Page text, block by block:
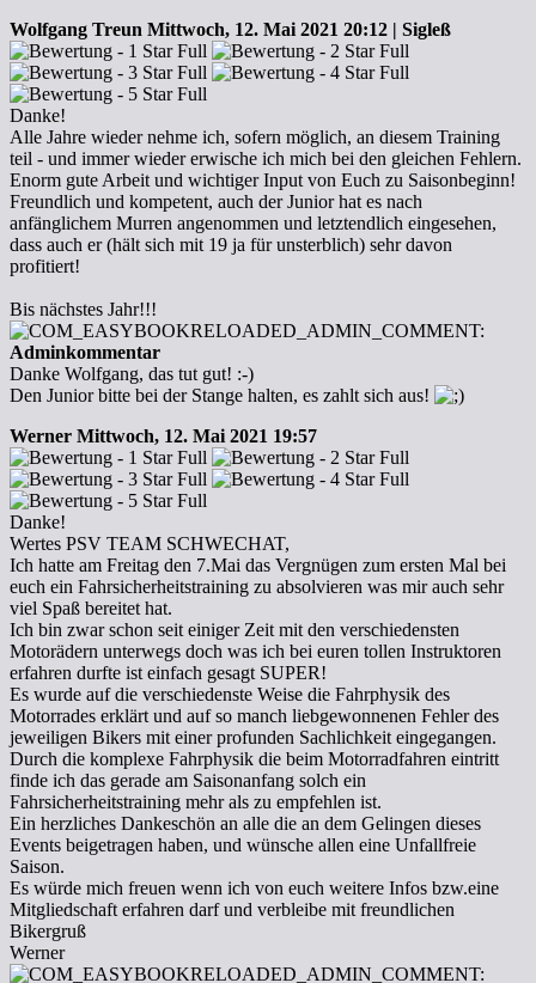
Wolfgang Treun Mittwoch, 12. Mai 2021 20:12 | Sigleß
Danke!
Alle Jahre wieder nehme ich, sofern möglich, an diesem Training
teil - und immer wieder erwische ich mich bei den gleichen Fehlern.
Enorm gute Arbeit und wichtiger Input von Euch zu Saisonbeginn!
Freundlich und kompetent, auch der Junior hat es nach
anfänglichem Murren angenommen und letztendlich eingesehen,
dass auch er (hält sich mit 19 ja für unsterblich) sehr davon
profitiert!
Bis nächstes Jahr!!!
Adminkommentar
Danke Wolfgang, das tut gut! :-)
Den Junior bitte bei der Stange halten, es zahlt sich aus!
Werner Mittwoch, 12. Mai 2021 19:57
Danke!
Wertes PSV TEAM SCHWECHAT,
Ich hatte am Freitag den 7.Mai das Vergnügen zum ersten Mal bei
euch ein Fahrsicherheitstraining zu absolvieren was mir auch sehr
viel Spaß bereitet hat.
Ich bin zwar schon seit einiger Zeit mit den verschiedensten
Motorädern unterwegs doch was ich bei euren tollen Instruktoren
erfahren durfte ist einfach gesagt SUPER!
Es wurde auf die verschiedenste Weise die Fahrphysik des
Motorrades erklärt und auf so manch liebgewonnenen Fehler des
jeweiligen Bikers mit einer profunden Sachlichkeit eingegangen.
Durch die komplexe Fahrphysik die beim Motorradfahren eintritt
finde ich das gerade am Saisonanfang solch ein
Fahrsicherheitstraining mehr als zu empfehlen ist.
Ein herzliches Dankeschön an alle die an dem Gelingen dieses
Events beigetragen haben, und wünsche allen eine Unfallfreie
Saison.
Es würde mich freuen wenn ich von euch weitere Infos bzw.eine
Mitgliedschaft erfahren darf und verbleibe mit freundlichen
Bikergruß
Werner